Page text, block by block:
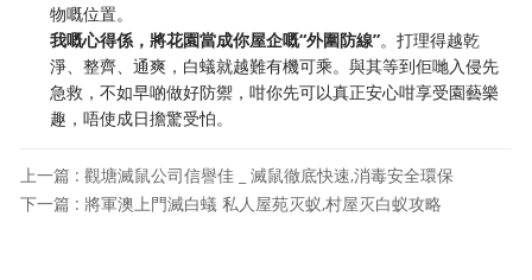
物嘅位置。
我嘅心得係，將花園當成你屋企嘅“外圍防線”。打理得越乾
淨、整齊、通爽，白蟻就越難有機可乘。與其等到佢哋入侵先
急救，不如早啲做好防禦，咁你先可以真正安心咁享受園藝樂
趣，唔使成日擔驚受怕。
上一篇 : 觀塘滅鼠公司信譽佳 _ 滅鼠徹底快速,消毒安全環保
下一篇 : 將軍澳上門滅白蟻 私人屋苑灭蚁,村屋灭白蚁攻略